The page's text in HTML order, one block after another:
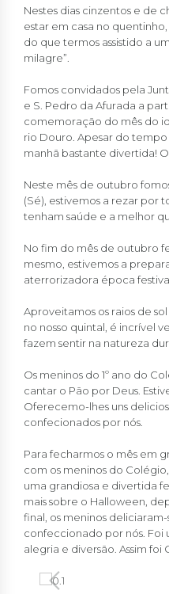
Nestes dias cinzentos e de
estar em casa no
do que termos assistido a
milagre”.
Fomos convidados pela
e S. Pedro da Afurada a
comemoração do mês do
rio Douro. Apesar do
manhã bastante divertida!
Neste mês de outubro
(Sé), estivemos a rezar por
tenham saúde e a melhor
No fim do mês de outubro
mesmo, estivemos a
aterrorizadora época
Aproveitamos os raios de
no nosso quintal, é incrível
fazem sentir na natureza
Os meninos do 1º ano do
cantar o Pão por Deus.
Oferecemo-lhes uns
confecionados por nós.
Para fecharmos o mês em
com os meninos do
uma grandiosa e divertida
mais sobre o Halloween,
final, os meninos
confeccionado por nós.
alegria e diversão. Assim foi